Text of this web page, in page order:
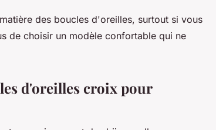
des boucles d'oreilles, surtout si vous
de choisir un modèle confortable qui ne
d'oreilles croix pour